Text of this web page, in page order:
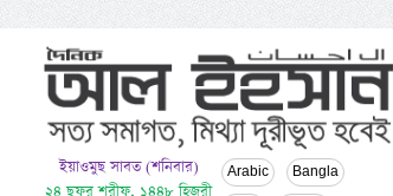
ইয়াওমুছ সাবত (শনিবার)
Arabic Bangla